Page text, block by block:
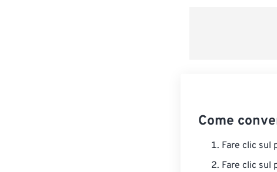
Come
Fare clic sul
Fare clic sul